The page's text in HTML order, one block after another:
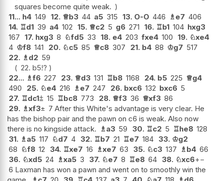
squares become quite weak.
11... h4 149 12. ♕b3 44 a5 315 13. O-O 446 ♗e7 406
14. ♖d1 39 a4 102 15. ♕c2 5 g6 271 16. ♖b1 104 hxg3
167 17. hxg3 8 ♘fd5 33 18. e4 203 fxe4 100 19. ♘xe4
4 ♔f8 141 20. ♘c5 85 ♕c8 307 21. b4 88 ♔g7 517
22. ♗d2 59
22. b5!?
22... ♗f6 227 23. ♕d3 131 ♖b8 1168 24. b5 225 ♕g4
490
25. ♘e4 216 ♗e7 247 26. bxc6 132 bxc6 5
27. ♖dc1⩲ 15 ♖bc8 773 28. ♕f3 36 ♕xf3 86
29. ♗xf3± 7 After this White's advantage is very clear. He
has the bishop pair and the pawn on c6 is weak. Also now
there is no kingside attack. ♗a3 59 30. ♖c2 5 ♖he8 128
31. ♗a5 117 ♘d7 4 32. ♖b7 21 ♖e7 184 33. ♔g2
68 ♘f8 12 34. ♖xe7 16 ♗xe7 63 35. ♘c3 137 ♗b4 66
36. ♘xd5 24 ♗xa5 3 37. ♘e7 8 ♖e8 64 38. ♘xc6+−
6 Laxman has won a pawn and went on to smoothly win the